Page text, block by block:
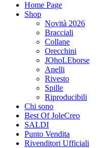
Home Page
Shop
Novità 2026
Bracciali
Collane
Orecchini
JOhoLEborse
Anelli
Rivesto
Spille
Riproducibili
Chi sono
Best Of JoleCreo
SALDI
Punto Vendita
Rivenditori Ufficiali